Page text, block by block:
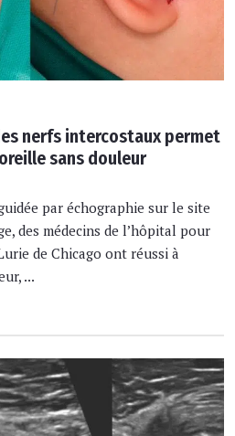
nerfs intercostaux permet
sans douleur
par échographie sur le site
des médecins de l’hôpital pour
de Chicago ont réussi à
...